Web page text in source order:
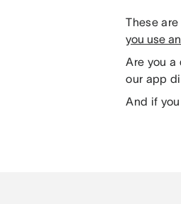
These
you use
Are you a
our app
And if